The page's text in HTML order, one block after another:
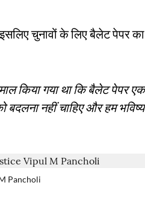
चुनावों के लिए बैलेट पेपर
किया गया था कि बैलेट पेपर
नहीं चाहिए और हम
Pancholi